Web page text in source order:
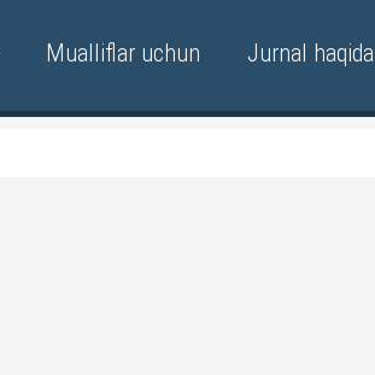
Mualliflar uchun Jurnal haqida